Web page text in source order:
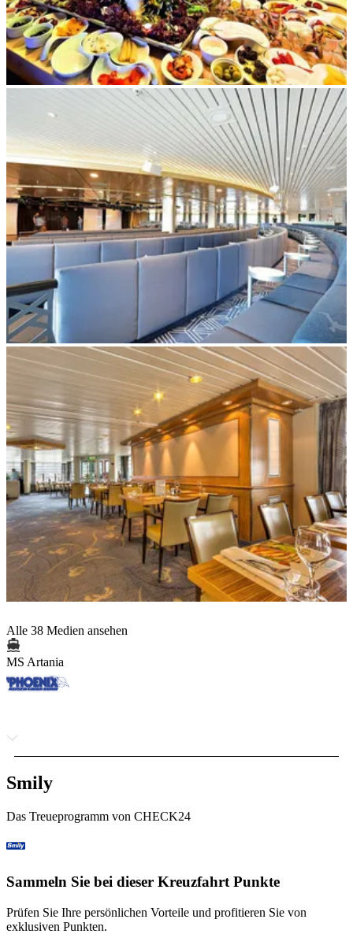
Alle 38 Medien ansehen
MS Artania
Smily
Das Treueprogramm von CHECK24
Sammeln Sie bei dieser Kreuzfahrt Punkte
Prüfen Sie Ihre persönlichen Vorteile und profitieren Sie von
exklusiven Punkten.